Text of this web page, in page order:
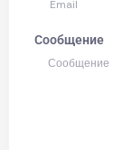
Сообщение